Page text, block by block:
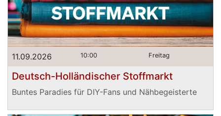
11.09.2026 10:00 Freitag
Deutsch-Holländischer Stoffmarkt
Buntes Paradies für DIY-Fans und Nähbegeisterte